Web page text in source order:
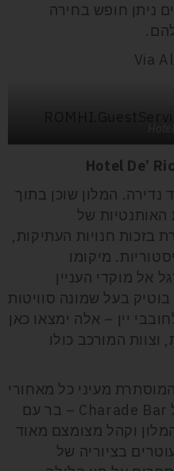
ניתן חופש בחירה
Via
Hotel De’
נדירה. המלון שוכן בתוך
האותנטיות של
בזכות חנויות העתיקות,
מיקומו
אל מוקדי העניין
בעל שמונה סוויטות
יין – אלה ימצאו כאן
המורכב כולו
מעיני כל מאחורי
Charade Bar – בר עם
וקהל מצומצם מאוד
בציוריה של